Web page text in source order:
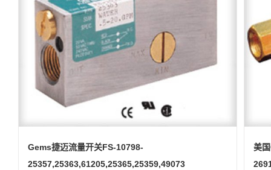
Gems捷迈流量开关FS-10798-
25357,25363,61205,25365,25359,49073
美